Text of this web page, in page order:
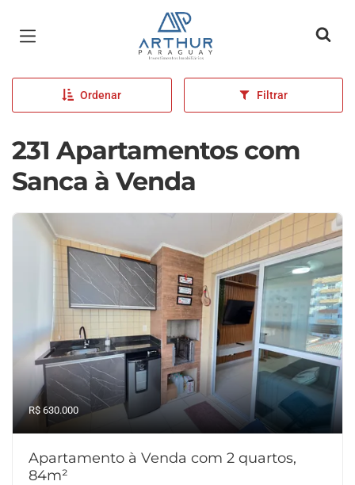
Página inicial
Ordenar Filtrar
231 Apartamentos com
Sanca à Venda
R$ 630.000
Apartamento à Venda com 2 quartos,
84m²